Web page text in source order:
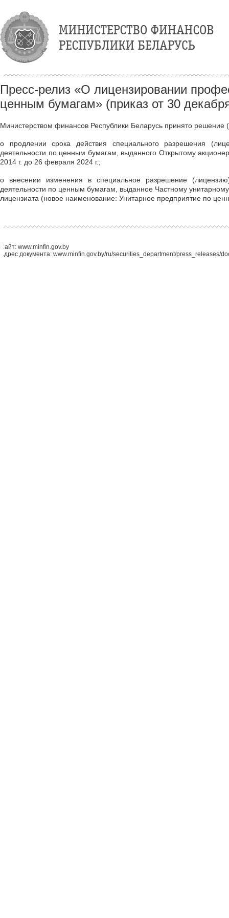
Пресс-релиз «О лицензировании
ценным бумагам» (приказ от 30
Министерством финансов Республики Беларусь принято решение
о продлении срока действия специального разрешения
деятельности по ценным бумагам, выданного Открытому
2014 г. до 26 февраля 2024 г.;
о внесении изменения в специальное разрешение
деятельности по ценным бумагам, выданное Частному
лицензиата (новое наименование: Унитарное предприятие по
Сайт: www.minfin.gov.by
Адрес документа: www.minfin.gov.by/ru/securities_department/press_releases/